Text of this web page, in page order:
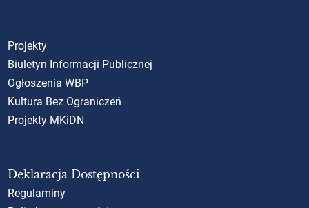
Projekty
Biuletyn Informacji Publicznej
Ogłoszenia WBP
Kultura Bez Ograniczeń
Projekty MKiDN
Deklaracja Dostępności
Regulaminy